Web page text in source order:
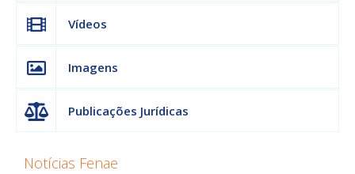
Vídeos
Imagens
Publicações Jurídicas
Notícias Fenae